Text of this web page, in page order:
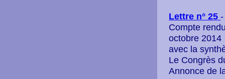
Lettre n° 25
Compte
octobre 2014
avec la
Le Congrès
Annonce de